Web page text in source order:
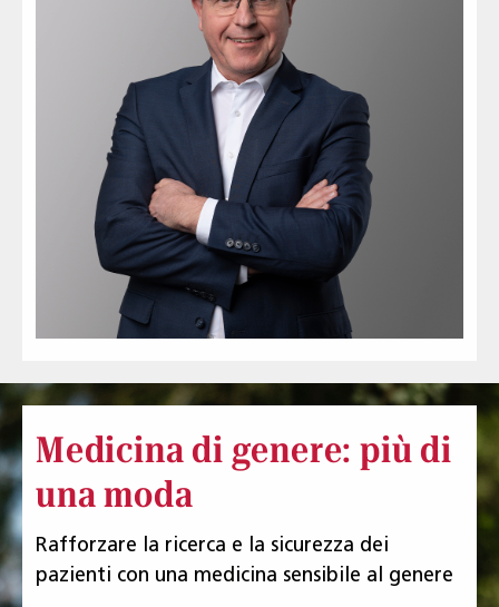
Medicina di genere: più di
una moda
Rafforzare la ricerca e la sicurezza dei
pazienti con una medicina sensibile al genere